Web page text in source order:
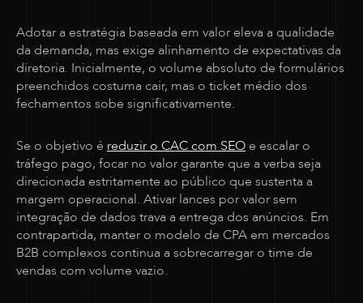
Adotar a estratégia baseada em valor eleva a qualidade
da demanda, mas exige alinhamento de expectativas da
diretoria. Inicialmente, o volume absoluto de formulários
preenchidos costuma cair, mas o ticket médio dos
fechamentos sobe significativamente.
Se o objetivo é reduzir o CAC com SEO e escalar o
tráfego pago, focar no valor garante que a verba seja
direcionada estritamente ao público que sustenta a
margem operacional. Ativar lances por valor sem
integração de dados trava a entrega dos anúncios. Em
contrapartida, manter o modelo de CPA em mercados
B2B complexos continua a sobrecarregar o time de
vendas com volume vazio.